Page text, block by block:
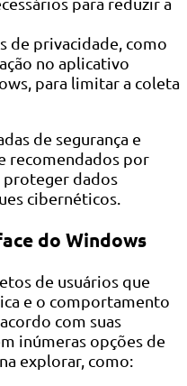
de privacidade, como
no aplicativo
para limitar a coleta
de segurança e
recomendados por
proteger dados
cibernéticos.
do Windows
de usuários que
e o comportamento
com suas
inúmeras opções de
explorar, como: